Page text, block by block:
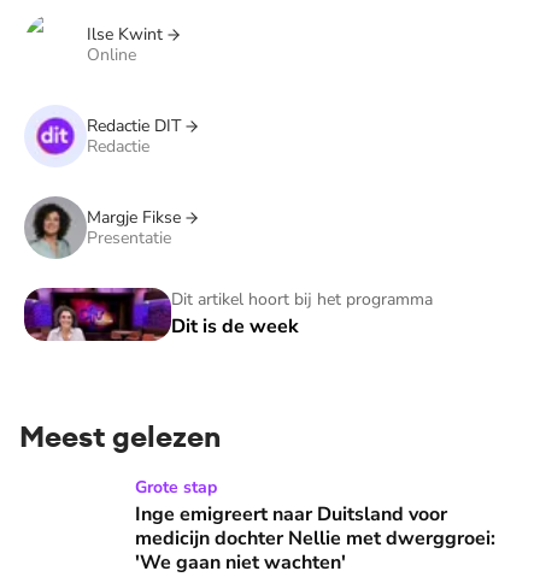
Ilse Kwint
Online
Redactie DIT
Redactie
Margje Fikse
Presentatie
Dit artikel hoort bij het programma
Dit is de week
Dit is de week
Meest gelezen
Inge emigreert naar Duitsland voor medicijn dochter
Grote stap
Inge emigreert naar Duitsland voor
medicijn dochter Nellie met dwerggroei:
'We gaan niet wachten'